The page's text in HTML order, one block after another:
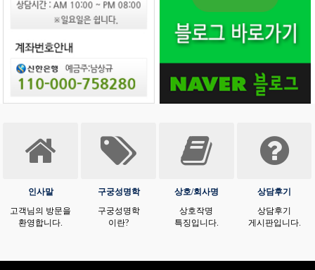
인사말
고객님의 방문을
환영합니다.
구궁성명학
구궁성명학
이란?
상호/회사명
상호작명
특징입니다.
상담후기
상담후기
게시판입니다.